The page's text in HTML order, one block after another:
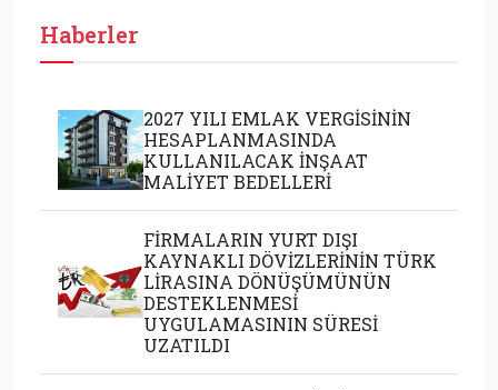
Haberler
2027 YILI EMLAK VERGİSİNİN
HESAPLANMASINDA
KULLANILACAK İNŞAAT
MALİYET BEDELLERİ
FİRMALARIN YURT DIŞI
KAYNAKLI DÖVİZLERİNİN TÜRK
LİRASINA DÖNÜŞÜMÜNÜN
DESTEKLENMESİ
UYGULAMASININ SÜRESİ
UZATILDI